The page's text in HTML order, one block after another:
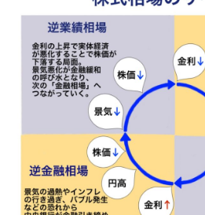
自宅に出入りしお小遣い1億
高配当をうたった「みんな
2881億円の債務超過
【九州名物】鶏刺し食べた医
んだほうが良い」
へずまりゅう、被災地で発熱
消耗させるとか予想以上に迷
【衝撃】ジャンポケ斉藤の被
ン売ったりTikTokライブして